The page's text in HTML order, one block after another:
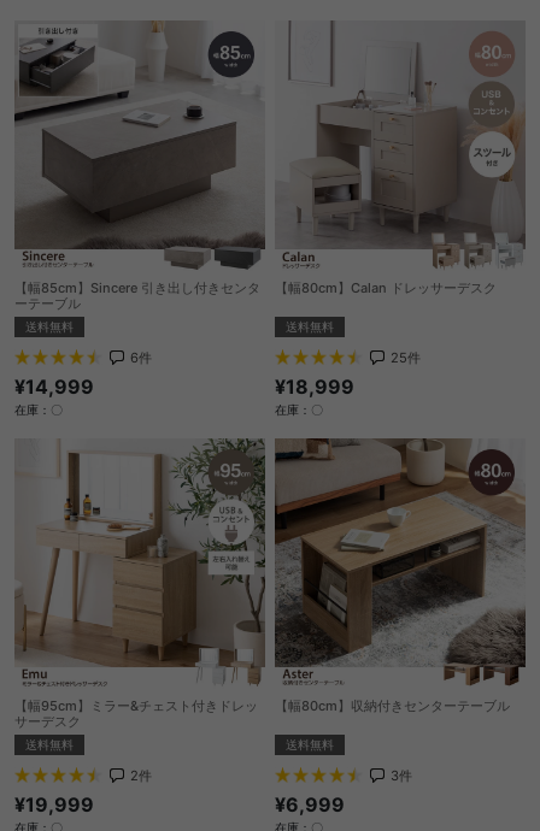
【幅85cm】Sincere 引き出し付きセンタ
ーテーブル
送料無料
6件
¥14,999
在庫：〇
【幅80cm】Calan ドレッサーデスク
送料無料
25件
¥18,999
在庫：〇
【幅95cm】ミラー&チェスト付きドレッ
サーデスク
送料無料
2件
¥19,999
在庫：〇
【幅80cm】収納付きセンターテーブル
送料無料
3件
¥6,999
在庫：〇